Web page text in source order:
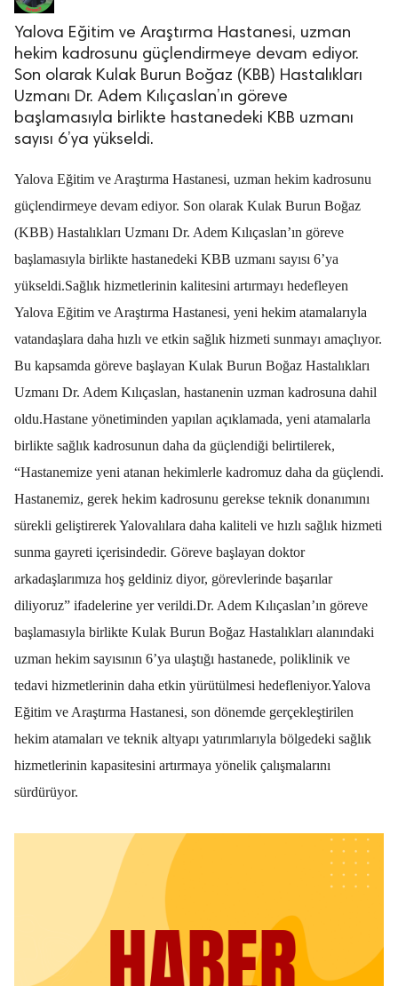
Asayiş
Saklıdır.
Yalova Eğitim ve Araştırma Hastanesi, uzman
hekim kadrosunu güçlendirmeye devam ediyor.
Son olarak Kulak Burun Boğaz (KBB) Hastalıkları
Uzmanı Dr. Adem Kılıçaslan’ın göreve
başlamasıyla birlikte hastanedeki KBB uzmanı
sayısı 6’ya yükseldi.
Yalova Eğitim ve Araştırma Hastanesi, uzman hekim kadrosunu
güçlendirmeye devam ediyor. Son olarak Kulak Burun Boğaz
(KBB) Hastalıkları Uzmanı Dr. Adem Kılıçaslan’ın göreve
başlamasıyla birlikte hastanedeki KBB uzmanı sayısı 6’ya
yükseldi.Sağlık hizmetlerinin kalitesini artırmayı hedefleyen
Yalova Eğitim ve Araştırma Hastanesi, yeni hekim atamalarıyla
vatandaşlara daha hızlı ve etkin sağlık hizmeti sunmayı amaçlıyor.
Bu kapsamda göreve başlayan Kulak Burun Boğaz Hastalıkları
Uzmanı Dr. Adem Kılıçaslan, hastanenin uzman kadrosuna dahil
oldu.Hastane yönetiminden yapılan açıklamada, yeni atamalarla
birlikte sağlık kadrosunun daha da güçlendiği belirtilerek,
“Hastanemize yeni atanan hekimlerle kadromuz daha da güçlendi.
Hastanemiz, gerek hekim kadrosunu gerekse teknik donanımını
sürekli geliştirerek Yalovalılara daha kaliteli ve hızlı sağlık hizmeti
sunma gayreti içerisindedir. Göreve başlayan doktor
arkadaşlarımıza hoş geldiniz diyor, görevlerinde başarılar
diliyoruz” ifadelerine yer verildi.Dr. Adem Kılıçaslan’ın göreve
başlamasıyla birlikte Kulak Burun Boğaz Hastalıkları alanındaki
uzman hekim sayısının 6’ya ulaştığı hastanede, poliklinik ve
tedavi hizmetlerinin daha etkin yürütülmesi hedefleniyor.Yalova
Eğitim ve Araştırma Hastanesi, son dönemde gerçekleştirilen
hekim atamaları ve teknik altyapı yatırımlarıyla bölgedeki sağlık
hizmetlerinin kapasitesini artırmaya yönelik çalışmalarını
sürdürüyor.